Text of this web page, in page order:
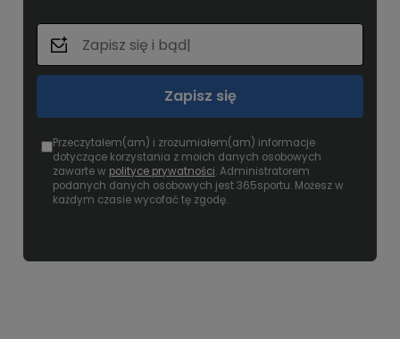
Zapisz się
Przeczytałem(am) i zrozumiałem(am) informacje
dotyczące korzystania z moich danych osobowych
zawarte w polityce prywatności. Administratorem
podanych danych osobowych jest 365sportu. Możesz w
każdym czasie wycofać tę zgodę.